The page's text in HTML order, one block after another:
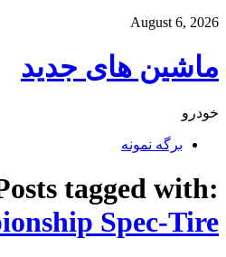
August 6, 2026
ماشین های جدید
خودرو
برگه نمونه
tagged with:
Spec-Tire